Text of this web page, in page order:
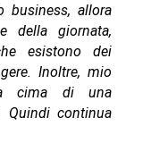
business, allora
della giornata,
esistono dei
Inoltre, mio
cima di una
Quindi continua